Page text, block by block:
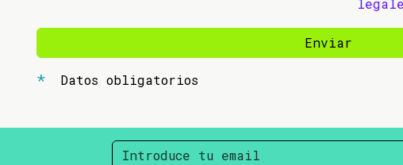
Enviar
Datos obligatorios